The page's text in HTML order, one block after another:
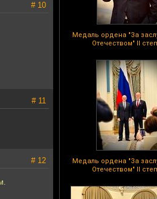
Медаль ордена "За
Отечеством" II
Медаль ордена "За
Отечеством" II
# 10
# 11
# 12